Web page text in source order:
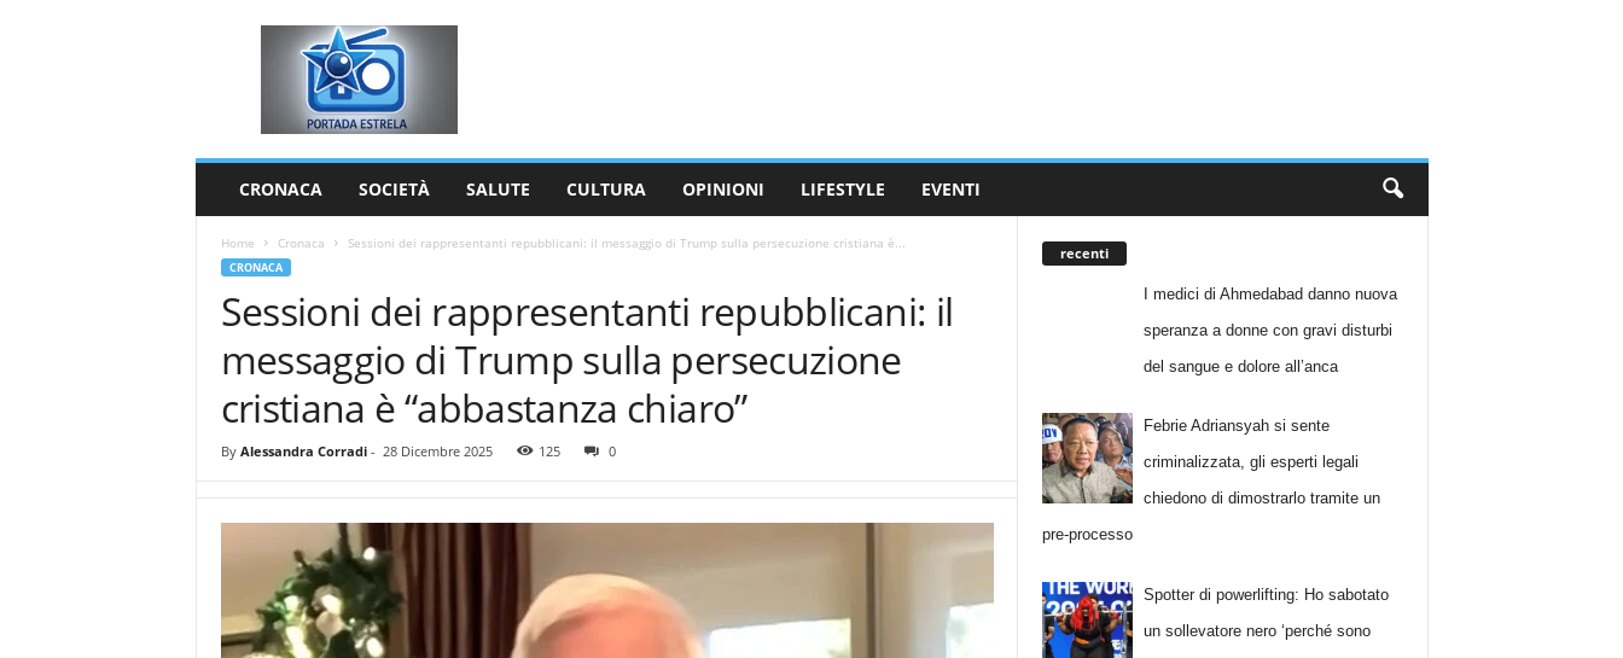
CRONACA SOCIETÀ SALUTE CULTURA OPINIONI LIFESTYLE EVENTI
Home Cronaca Sessioni dei rappresentanti repubblicani: il messaggio di Trump sulla persecuzione cristiana è...
CRONACA
Sessioni dei rappresentanti repubblicani: il
messaggio di Trump sulla persecuzione
cristiana è “abbastanza chiaro”
By Alessandra Corradi- 28 Dicembre 2025 125 0
recenti
I medici di Ahmedabad danno nuova
speranza a donne con gravi disturbi
del sangue e dolore all’anca
Febrie Adriansyah si sente
criminalizzata, gli esperti legali
chiedono di dimostrarlo tramite un
pre-processo
Spotter di powerlifting: Ho sabotato
un sollevatore nero ‘perché sono